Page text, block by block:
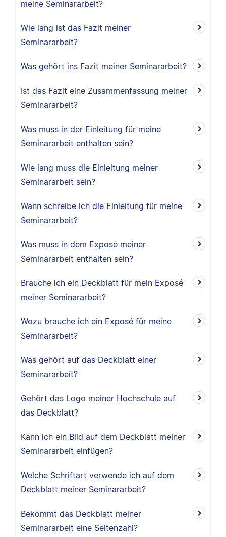
meine Seminararbeit?
Wie lang ist das Fazit meiner
Seminararbeit?
Was gehört ins Fazit meiner Seminararbeit?
Ist das Fazit eine Zusammenfassung meiner
Seminararbeit?
Was muss in der Einleitung für meine
Seminararbeit enthalten sein?
Wie lang muss die Einleitung meiner
Seminararbeit sein?
Wann schreibe ich die Einleitung für meine
Seminararbeit?
Was muss in dem Exposé meiner
Seminararbeit enthalten sein?
Brauche ich ein Deckblatt für mein Exposé
meiner Seminararbeit?
Wozu brauche ich ein Exposé für meine
Seminararbeit?
Was gehört auf das Deckblatt einer
Seminararbeit?
Gehört das Logo meiner Hochschule auf
das Deckblatt?
Kann ich ein Bild auf dem Deckblatt meiner
Seminararbeit einfügen?
Welche Schriftart verwende ich auf dem
Deckblatt meiner Seminararbeit?
Bekommt das Deckblatt meiner
Seminararbeit eine Seitenzahl?